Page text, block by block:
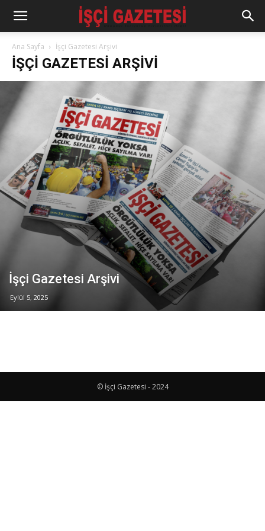
Ana Sayfa İşçi Gazetesi Arşivi
İŞÇI GAZETESI ARŞIVI
İşçi Gazetesi Arşivi
Eylül 5, 2025
© İşçi Gazetesi - 2024